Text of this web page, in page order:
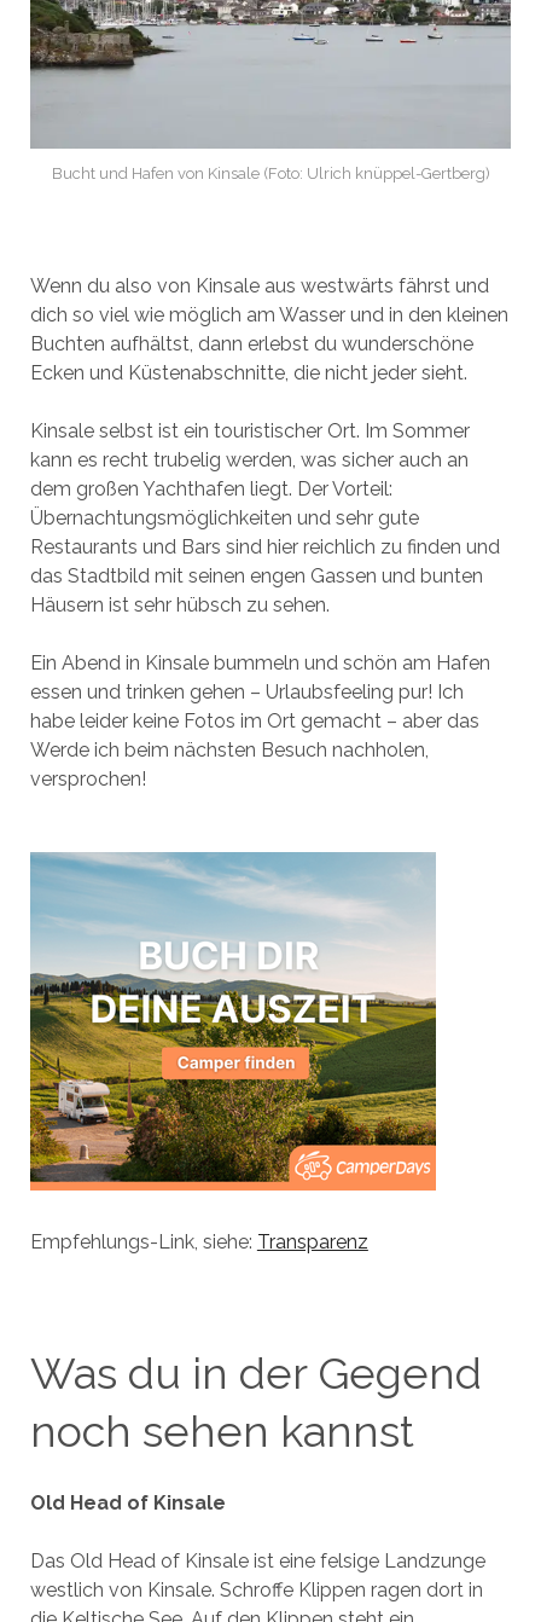
Bucht und Hafen von Kinsale (Foto: Ulrich knüppel-Gertberg)
Wenn du also von Kinsale aus westwärts fährst und
dich so viel wie möglich am Wasser und in den kleinen
Buchten aufhältst, dann erlebst du wunderschöne
Ecken und Küstenabschnitte, die nicht jeder sieht.
Kinsale selbst ist ein touristischer Ort. Im Sommer
kann es recht trubelig werden, was sicher auch an
dem großen Yachthafen liegt. Der Vorteil:
Übernachtungsmöglichkeiten und sehr gute
Restaurants und Bars sind hier reichlich zu finden und
das Stadtbild mit seinen engen Gassen und bunten
Häusern ist sehr hübsch zu sehen.
Ein Abend in Kinsale bummeln und schön am Hafen
essen und trinken gehen – Urlaubsfeeling pur! Ich
habe leider keine Fotos im Ort gemacht – aber das
Werde ich beim nächsten Besuch nachholen,
versprochen!
Empfehlungs-Link, siehe: Transparenz
Was du in der Gegend
noch sehen kannst
Old Head of Kinsale
Das Old Head of Kinsale ist eine felsige Landzunge
westlich von Kinsale. Schroffe Klippen ragen dort in